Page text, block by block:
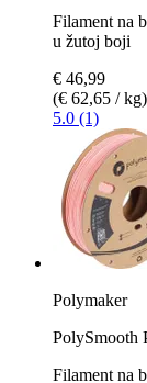
Filament na
u žutoj boji
€ 46,99
(€ 62,65 / kg)
5.0 (1)
Polymaker
PolySmooth
Filament na